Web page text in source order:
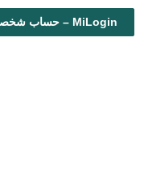
MiLogin – حساب شخصي